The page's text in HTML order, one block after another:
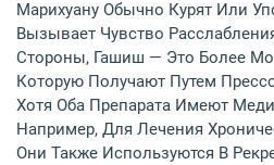
Марихуану Обычно Курят Или
Вызывает Чувство
Стороны, Гашиш — Это Более
Которую Получают Путем
Хотя Оба Препарата Имеют
Например, Для Лечения
Они Также Используются В